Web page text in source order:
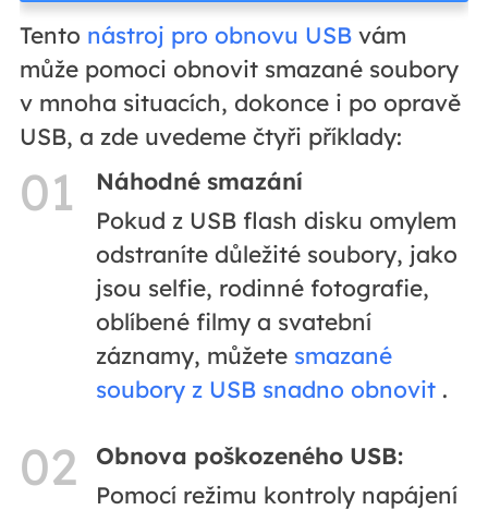
Tento nástroj pro obnovu USBvám
může pomoci obnovit smazané soubory
v mnoha situacích, dokonce i po opravě
USB, a zde uvedeme čtyři příklady:
01
Náhodné smazání
Pokud z USB flash disku omylem
odstraníte důležité soubory, jako
jsou selfie, rodinné fotografie,
oblíbené filmy a svatební
záznamy, můžete smazané
soubory z USB snadno obnovit.
02
Obnova poškozeného USB:
Pomocí režimu kontroly napájení